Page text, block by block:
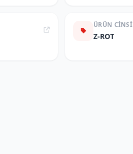
ÜRÜN CINSI
Z-ROT